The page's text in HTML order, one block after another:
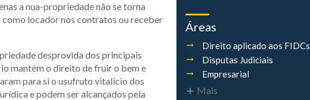
a nua-propriedade não se torna
locador nos contratos ou receber
desprovida dos principais
mantém o direito de fruir o bem e
para si o usufruto vitalício dos
e podem ser alcançados pela
Áreas
Direito aplicado aos FIDCs
Disputas Judiciais
Empresarial
Mais